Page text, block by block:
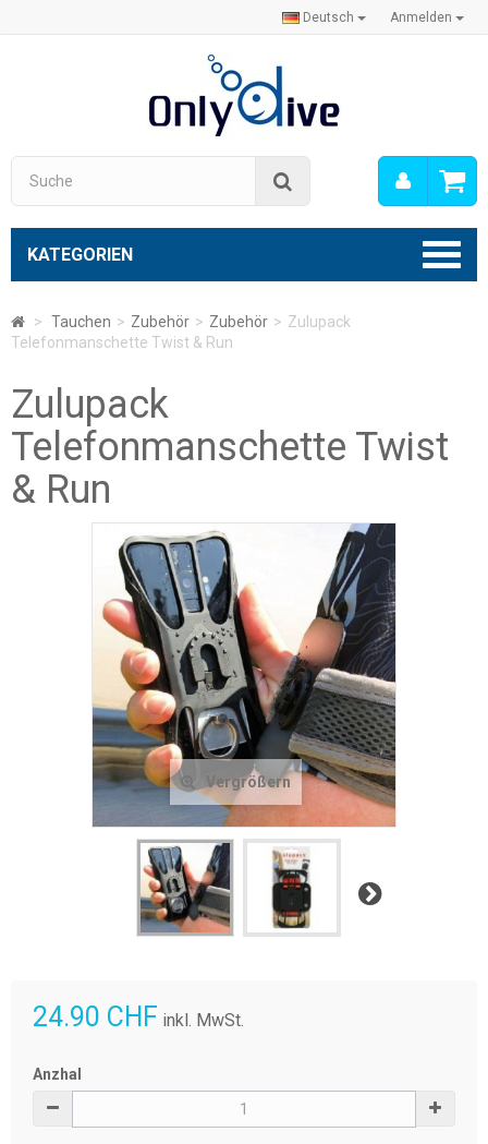
Anmelden
Deutsch
Mein
Konto
KATEGORIEN
> Tauchen > Zubehör > Zubehör > Zulupack
Telefonmanschette Twist & Run
Zulupack
Telefonmanschette Twist
& Run
Vergrößern
Weiter
24.90 CHF inkl. MwSt.
Anzhal